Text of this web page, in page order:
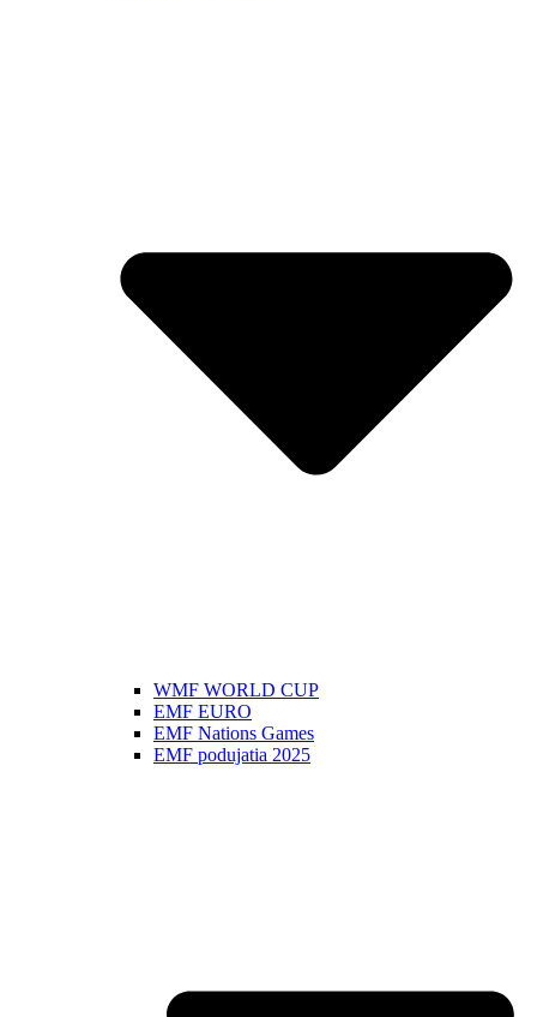
WMF WORLD CUP
EMF EURO
EMF Nations Games
EMF podujatia 2025